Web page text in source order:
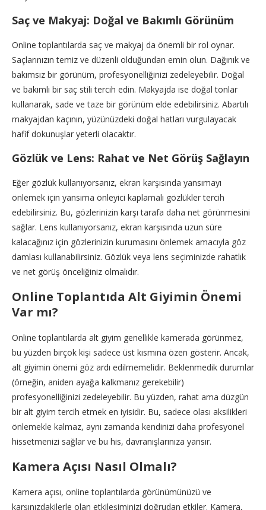
Saç ve Makyaj: Doğal ve Bakımlı Görünüm
Online toplantılarda saç ve makyaj da önemli bir rol oynar.
Saçlarınızın temiz ve düzenli olduğundan emin olun. Dağınık ve
bakımsız bir görünüm, profesyonelliğinizi zedeleyebilir. Doğal
ve bakımlı bir saç stili tercih edin. Makyajda ise doğal tonlar
kullanarak, sade ve taze bir görünüm elde edebilirsiniz. Abartılı
makyajdan kaçının, yüzünüzdeki doğal hatları vurgulayacak
hafif dokunuşlar yeterli olacaktır.
Gözlük ve Lens: Rahat ve Net Görüş Sağlayın
Eğer gözlük kullanıyorsanız, ekran karşısında yansımayı
önlemek için yansıma önleyici kaplamalı gözlükler tercih
edebilirsiniz. Bu, gözlerinizin karşı tarafa daha net görünmesini
sağlar. Lens kullanıyorsanız, ekran karşısında uzun süre
kalacağınız için gözlerinizin kurumasını önlemek amacıyla göz
damlası kullanabilirsiniz. Gözlük veya lens seçiminizde rahatlık
ve net görüş önceliğiniz olmalıdır.
Online Toplantıda Alt Giyimin Önemi
Var mı?
Online toplantılarda alt giyim genellikle kamerada görünmez,
bu yüzden birçok kişi sadece üst kısmına özen gösterir. Ancak,
alt giyimin önemi göz ardı edilmemelidir. Beklenmedik durumlar
(örneğin, aniden ayağa kalkmanız gerekebilir)
profesyonelliğinizi zedeleyebilir. Bu yüzden, rahat ama düzgün
bir alt giyim tercih etmek en iyisidir. Bu, sadece olası aksilikleri
önlemekle kalmaz, aynı zamanda kendinizi daha profesyonel
hissetmenizi sağlar ve bu his, davranışlarınıza yansır.
Kamera Açısı Nasıl Olmalı?
Kamera açısı, online toplantılarda görünümünüzü ve
karşınızdakilerle olan etkileşiminizi doğrudan etkiler. Kamera,